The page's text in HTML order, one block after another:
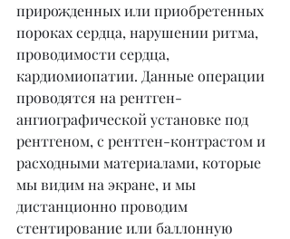
прирожденных или приобретенных
пороках сердца, нарушении ритма,
проводимости сердца,
кардиомиопатии. Данные операции
проводятся на рентген-
ангиографической установке под
рентгеном, с рентген-контрастом и
расходными материалами, которые
мы видим на экране, и мы
дистанционно проводим
стентирование или баллонную